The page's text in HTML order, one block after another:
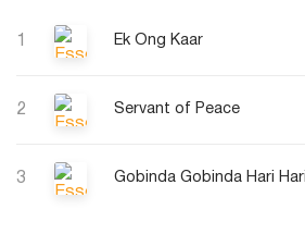
1 Ek Ong Kaar
2 Servant of Peace
3 Gobinda Gobinda Hari Hari